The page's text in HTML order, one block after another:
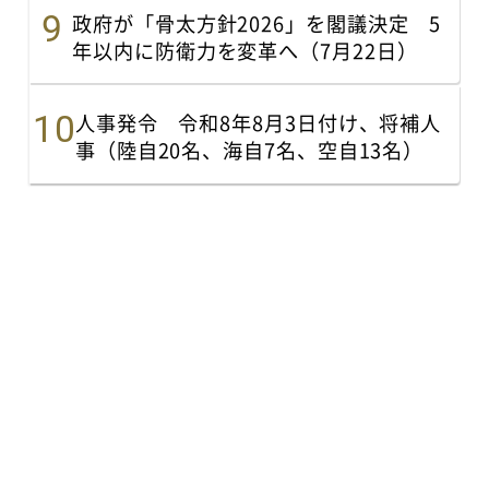
政府が「骨太方針2026」を閣議決定 5
年以内に防衛力を変革へ（7月22日）
人事発令 令和8年8月3日付け、将補人
事（陸自20名、海自7名、空自13名）